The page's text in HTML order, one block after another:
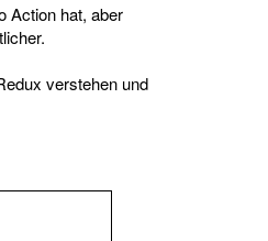
Action hat, aber
verstehen und